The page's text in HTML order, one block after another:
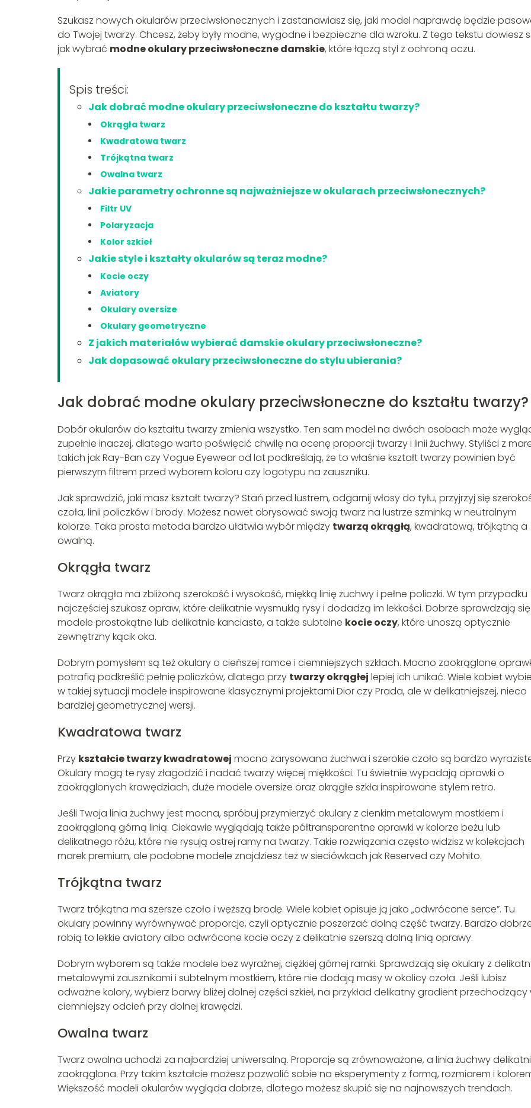
Szukasz nowych okularów przeciwsłonecznych i zastanawiasz się, jaki model naprawdę będzie
do Twojej twarzy. Chcesz, żeby były modne, wygodne i bezpieczne dla wzroku. Z tego tekstu dowiesz
jak wybrać modne okulary przeciwsłoneczne damskie, które łączą styl z ochroną oczu.
Spis treści:
Jak dobrać modne okulary przeciwsłoneczne do kształtu twarzy?
Okrągła twarz
Kwadratowa twarz
Trójkątna twarz
Owalna twarz
Jakie parametry ochronne są najważniejsze w okularach przeciwsłonecznych?
Filtr UV
Polaryzacja
Kolor szkieł
Jakie style i kształty okularów są teraz modne?
Kocie oczy
Aviatory
Okulary oversize
Okulary geometryczne
Z jakich materiałów wybierać damskie okulary przeciwsłoneczne?
Jak dopasować okulary przeciwsłoneczne do stylu ubierania?
Jak dobrać modne okulary przeciwsłoneczne do kształtu twarzy?
Dobór okularów do kształtu twarzy zmienia wszystko. Ten sam model na dwóch osobach może
zupełnie inaczej, dlatego warto poświęcić chwilę na ocenę proporcji twarzy i linii żuchwy. Styliści z
takich jak Ray-Ban czy Vogue Eyewear od lat podkreślają, że to właśnie kształt twarzy powinien być
pierwszym filtrem przed wyborem koloru czy logotypu na zauszniku.
Jak sprawdzić, jaki masz kształt twarzy? Stań przed lustrem, odgarnij włosy do tyłu, przyjrzyj się
czoła, linii policzków i brody. Możesz nawet obrysować swoją twarz na lustrze szminką w neutralnym
kolorze. Taka prosta metoda bardzo ułatwia wybór między twarzą okrągłą, kwadratową, trójkątną a
owalną.
Okrągła twarz
Twarz okrągła ma zbliżoną szerokość i wysokość, miękką linię żuchwy i pełne policzki. W tym przypadku
najczęściej szukasz opraw, które delikatnie wysmuklą rysy i dodadzą im lekkości. Dobrze sprawdzają
modele prostokątne lub delikatnie kanciaste, a także subtelne kocie oczy, które unoszą optycznie
zewnętrzny kącik oka.
Dobrym pomysłem są też okulary o cieńszej ramce i ciemniejszych szkłach. Mocno zaokrąglone
potrafią podkreślić pełnię policzków, dlatego przy twarzy okrągłej lepiej ich unikać. Wiele kobiet
w takiej sytuacji modele inspirowane klasycznymi projektami Dior czy Prada, ale w delikatniejszej, nieco
bardziej geometrycznej wersji.
Kwadratowa twarz
Przy kształcie twarzy kwadratowej mocno zarysowana żuchwa i szerokie czoło są bardzo
Okulary mogą te rysy złagodzić i nadać twarzy więcej miękkości. Tu świetnie wypadają oprawki o
zaokrąglonych krawędziach, duże modele oversize oraz okrągłe szkła inspirowane stylem retro.
Jeśli Twoja linia żuchwy jest mocna, spróbuj przymierzyć okulary z cienkim metalowym mostkiem i
zaokrągloną górną linią. Ciekawie wyglądają także półtransparentne oprawki w kolorze beżu lub
delikatnego różu, które nie rysują ostrej ramy na twarzy. Takie rozwiązania często widzisz w kolekcjach
marek premium, ale podobne modele znajdziesz też w sieciówkach jak Reserved czy Mohito.
Trójkątna twarz
Twarz trójkątna ma szersze czoło i węższą brodę. Wiele kobiet opisuje ją jako „odwrócone serce”. Tu
okulary powinny wyrównywać proporcje, czyli optycznie poszerzać dolną część twarzy. Bardzo
robią to lekkie aviatory albo odwrócone kocie oczy z delikatnie szerszą dolną linią oprawy.
Dobrym wyborem są także modele bez wyraźnej, ciężkiej górnej ramki. Sprawdzają się okulary z
metalowymi zausznikami i subtelnym mostkiem, które nie dodają masy w okolicy czoła. Jeśli lubisz
odważne kolory, wybierz barwy bliżej dolnej części szkieł, na przykład delikatny gradient przechodzący
ciemniejszy odcień przy dolnej krawędzi.
Owalna twarz
Twarz owalna uchodzi za najbardziej uniwersalną. Proporcje są zrównoważone, a linia żuchwy
zaokrąglona. Przy takim kształcie możesz pozwolić sobie na eksperymenty z formą, rozmiarem i
Większość modeli okularów wygląda dobrze, dlatego możesz skupić się na najnowszych trendach.